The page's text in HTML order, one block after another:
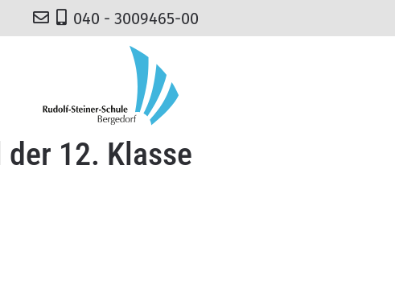
040 - 3009465-00
der 12. Klasse